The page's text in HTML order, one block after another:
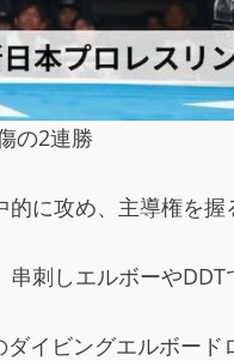
の2連勝
に攻め、主導権を握
刺しエルボーやDDT
イビングエルボー